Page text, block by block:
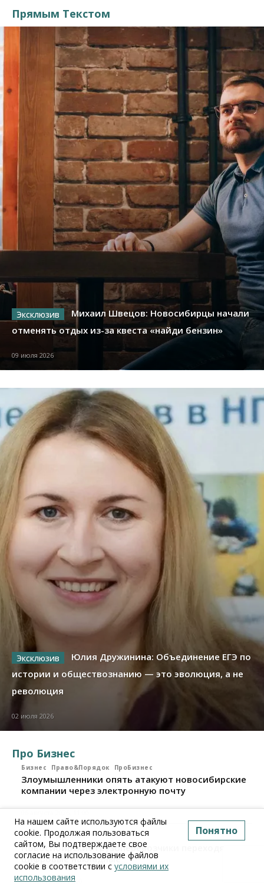
Прямым Текстом
Михаил Швецов: Новосибирцы начали
отменять отдых из-за квеста «найди бензин»
09 июля 2026
Юлия Дружинина: Объединение ЕГЭ по
истории и обществознанию — это эволюция, а не
революция
02 июля 2026
Про Бизнес
Бизнес Право&Порядок ПроБизнес
Злоумышленники опять атакуют новосибирские
компании через электронную почту
Бизнес ПроБизнес
Новосибирские грузоперевозчики переходят на
цифровые накладные
28 июля 2026, 11:00
На нашем сайте используются файлы
cookie. Продолжая пользоваться
сайтом, Вы подтверждаете свое
согласие на использование файлов
cookie в соответствии с условиями их
использования
Понятно